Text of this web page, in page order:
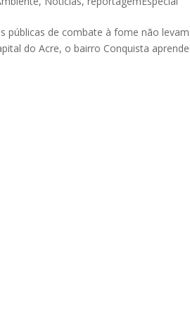
públicas de combate à fome não
do Acre, o bairro Conquista